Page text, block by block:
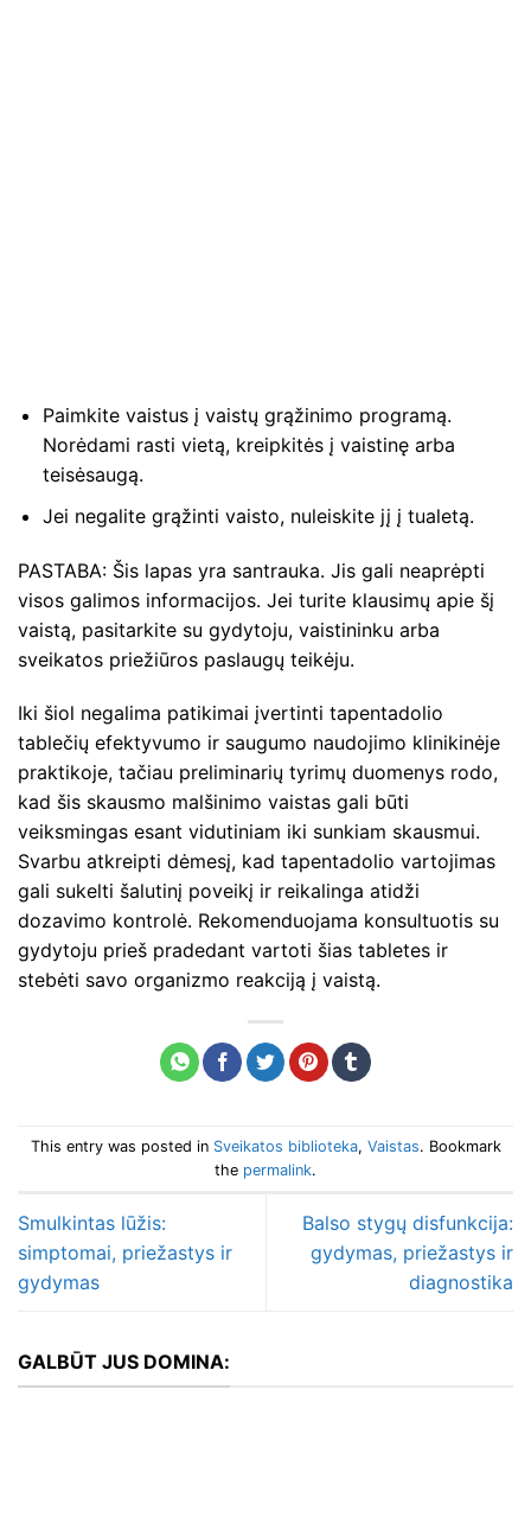
Paimkite vaistus į vaistų grąžinimo programą.
Norėdami rasti vietą, kreipkitės į vaistinę arba
teisėsaugą.
Jei negalite grąžinti vaisto, nuleiskite jį į tualetą.
PASTABA: Šis lapas yra santrauka. Jis gali neaprėpti
visos galimos informacijos. Jei turite klausimų apie šį
vaistą, pasitarkite su gydytoju, vaistininku arba
sveikatos priežiūros paslaugų teikėju.
Iki šiol negalima patikimai įvertinti tapentadolio
tablečių efektyvumo ir saugumo naudojimo klinikinėje
praktikoje, tačiau preliminarių tyrimų duomenys rodo,
kad šis skausmo malšinimo vaistas gali būti
veiksmingas esant vidutiniam iki sunkiam skausmui.
Svarbu atkreipti dėmesį, kad tapentadolio vartojimas
gali sukelti šalutinį poveikį ir reikalinga atidži
dozavimo kontrolė. Rekomenduojama konsultuotis su
gydytoju prieš pradedant vartoti šias tabletes ir
stebėti savo organizmo reakciją į vaistą.
This entry was posted in Sveikatos biblioteka, Vaistas. Bookmark
the permalink.
Smulkintas lūžis:
simptomai, priežastys ir
gydymas
Balso stygų disfunkcija:
gydymas, priežastys ir
diagnostika
GALBŪT JUS DOMINA: